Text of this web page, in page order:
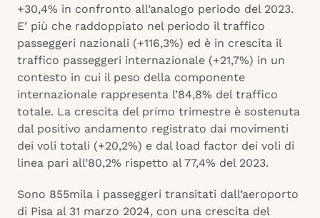
+30,4% in confronto all’analogo periodo del 2023.
E’ più che raddoppiato nel periodo il traffico
passeggeri nazionali (+116,3%) ed è in crescita il
traffico passeggeri internazionale (+21,7%) in un
contesto in cui il peso della componente
internazionale rappresenta l’84,8% del traffico
totale. La crescita del primo trimestre è sostenuta
dal positivo andamento registrato dai movimenti
dei voli totali (+20,2%) e dal load factor dei voli di
linea pari all’80,2% rispetto al 77,4% del 2023.
Sono 855mila i passeggeri transitati dall’aeroporto
di Pisa al 31 marzo 2024, con una crescita del